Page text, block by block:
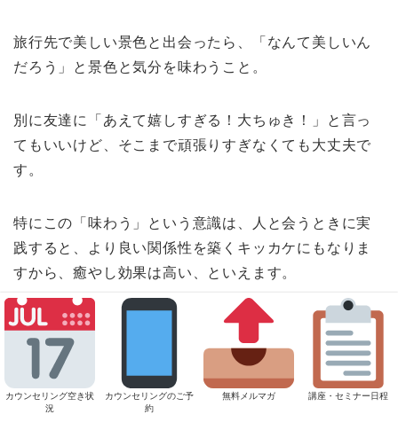
旅行先で美しい景色と出会ったら、「なんて美しいん
だろう」と景色と気分を味わうこと。
別に友達に「あえて嬉しすぎる！大ちゅき！」と言っ
てもいいけど、そこまで頑張りすぎなくても大丈夫で
す。
特にこの「味わう」という意識は、人と会うときに実
践すると、より良い関係性を築くキッカケにもなりま
すから、癒やし効果は高い、といえます。
「なんだよ、それだけ？」と思われる方もいるかもし
れません。
が、僕自身、これを実践してみたのですが、なかなか
カウンセリング空き状
況
カウンセリングのご予
約
無料メルマガ 講座・セミナー日程